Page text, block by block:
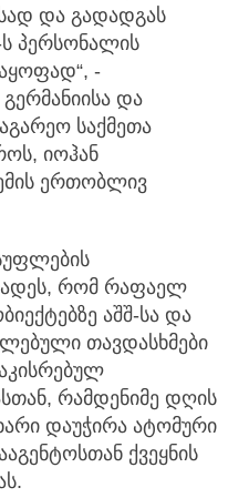
და გადადგას
ს პერსონალის
-
და
საქმეთა
იოჰან
ერთობლივ
რომ რაფაელ
აშშ-სა და
თავდასხმები
რამდენიმე დღის
დაუჭირა ატომური
ქვეყნის